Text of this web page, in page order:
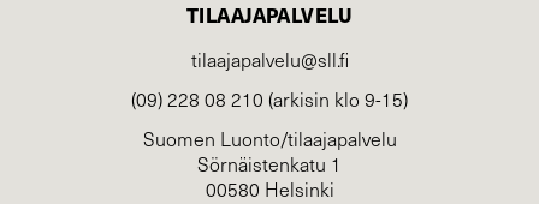
TILAAJAPALVELU
tilaajapalvelu@sll.fi
(09) 228 08 210 (arkisin klo 9-15)
Suomen Luonto/tilaajapalvelu
Sörnäistenkatu 1
00580 Helsinki